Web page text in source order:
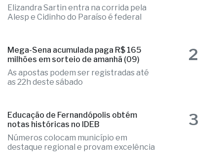
Elizandra Sartin entra na corrida pela
Alesp e Cidinho do Paraíso é federal
Mega-Sena acumulada paga R$ 165
milhões em sorteio de amanhã (09)
As apostas podem ser registradas até
as 22h deste sábado
2
Educação de Fernandópolis obtém
notas históricas no IDEB
Números colocam município em
destaque regional e provam excelência
3